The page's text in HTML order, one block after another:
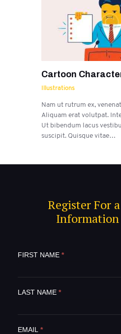
Cartoon
Illustrations
Nam ut rutrum ex,
Aliquam erat volutpat.
Ut bibendum lacus
suscipit. Quisque vitae…
Register For
Information
FIRST NAME *
LAST NAME *
EMAIL *
I
y
u
r
e